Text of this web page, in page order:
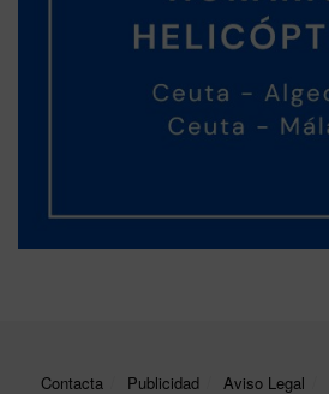
Contacta Publicidad Aviso Legal